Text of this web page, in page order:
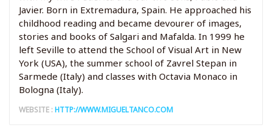
Javier. Born in Extremadura, Spain. He approached his
childhood reading and became devourer of images,
stories and books of Salgari and Mafalda. In 1999 he
left Seville to attend the School of Visual Art in New
York (USA), the summer school of Zavrel Stepan in
Sarmede (Italy) and classes with Octavia Monaco in
Bologna (Italy).
WEBSITE :HTTP://WWW.MIGUELTANCO.COM